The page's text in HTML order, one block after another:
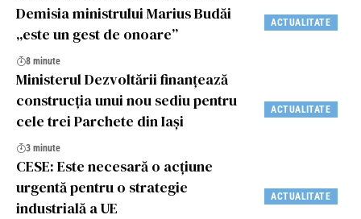
ACTUALITATE
Demisia ministrului Marius Budăi
„este un gest de onoare”
8 minute
ACTUALITATE
Ministerul Dezvoltării finanțează
construcția unui nou sediu pentru
cele trei Parchete din Iași
3 minute
ACTUALITATE
CESE: Este necesară o acțiune
urgentă pentru o strategie
industrială a UE